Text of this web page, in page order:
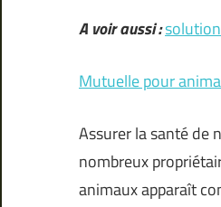
A voir aussi :
Mutuelle pour
Assurer la santé de
nombreux
animaux apparaît